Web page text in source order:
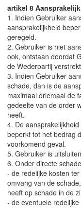
artikel 8
1. Indien Gebruiker
aansprakelijkheid
geregeld.
2. Gebruiker is niet
ook, ontstaan doordat
de Wederpartij
3. Indien Gebruiker
schade, dan is de
maximaal driemaal de
gedeelte van de order
heeft.
4. De
beperkt tot het bedrag
voorkomend geval.
5. Gebruiker is
6. Onder directe
- de redelijke kosten
omvang van de
heeft op schade in de
- de eventuele